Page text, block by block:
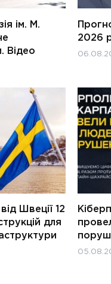
ім. М.
Відео
2026
Швеції 12
для